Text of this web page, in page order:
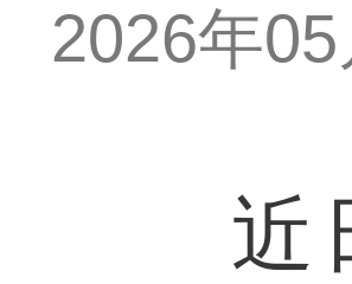
2026年
近日